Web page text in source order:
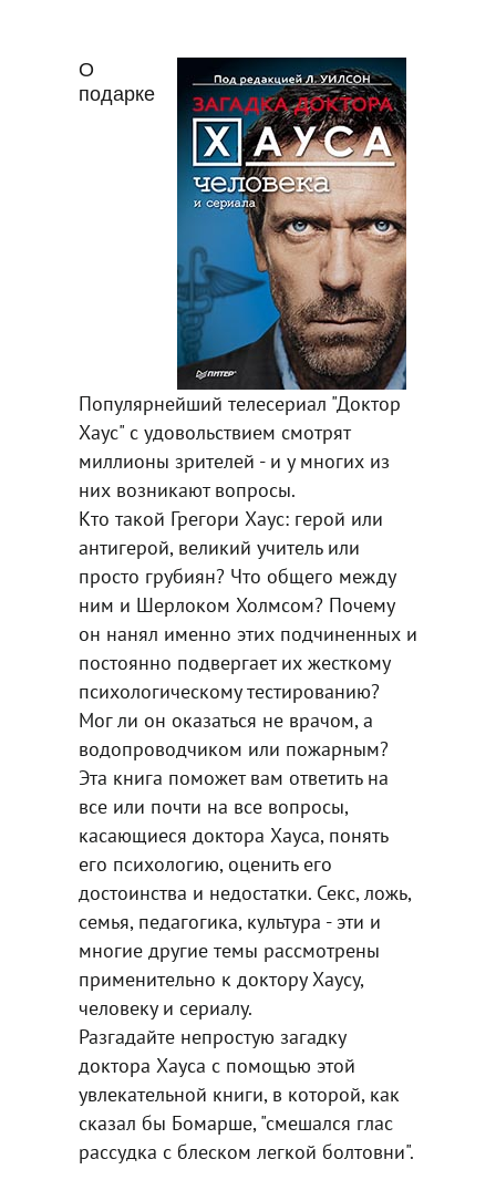
О
подарке
Популярнейший телесериал "Доктор
Хаус" с удовольствием смотрят
миллионы зрителей - и у многих из
них возникают вопросы.
Кто такой Грегори Хаус: герой или
антигерой, великий учитель или
просто грубиян? Что общего между
ним и Шерлоком Холмсом? Почему
он нанял именно этих подчиненных и
постоянно подвергает их жесткому
психологическому тестированию?
Мог ли он оказаться не врачом, а
водопроводчиком или пожарным?
Эта книга поможет вам ответить на
все или почти на все вопросы,
касающиеся доктора Хауса, понять
его психологию, оценить его
достоинства и недостатки. Секс, ложь,
семья, педагогика, культура - эти и
многие другие темы рассмотрены
применительно к доктору Хаусу,
человеку и сериалу.
Разгадайте непростую загадку
доктора Хауса с помощью этой
увлекательной книги, в которой, как
сказал бы Бомарше, "смешался глас
рассудка с блеском легкой болтовни".